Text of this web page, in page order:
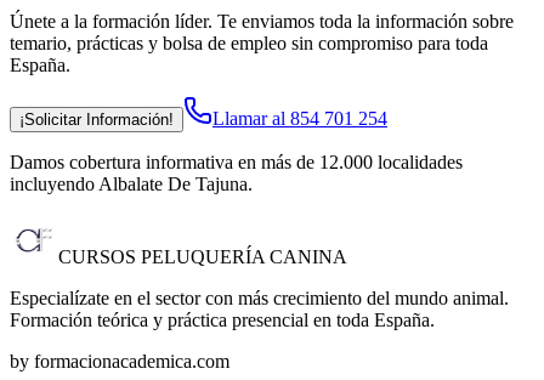
Únete a la formación líder. Te enviamos toda la información sobre
temario, prácticas y bolsa de empleo sin compromiso para toda
España.
¡Solicitar Información! Llamar al 854 701 254
Damos cobertura informativa en más de 12.000 localidades
incluyendo Albalate De Tajuna.
CURSOS PELUQUERÍA CANINA
Especialízate en el sector con más crecimiento del mundo animal.
Formación teórica y práctica presencial en toda España.
by formacionacademica.com